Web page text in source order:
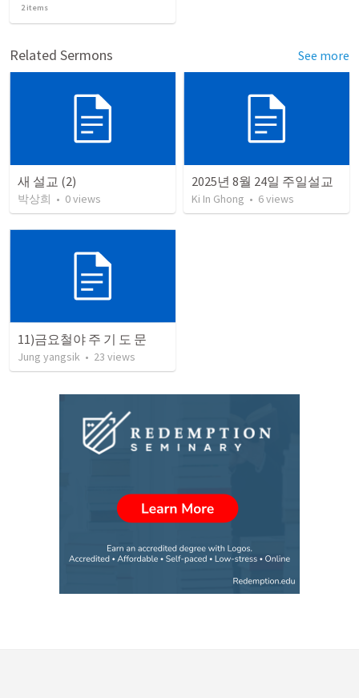
2items
Related Sermons See more
새 설교 (2)
박상희 • 0views
2025년 8월 24일 주일설교
Ki In Ghong • 6views
11)금요철야 주 기 도 문
Jung yangsik • 23 views